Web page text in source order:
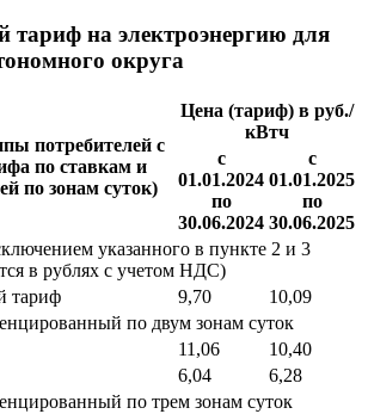
тариф на электроэнергию для
округа
потребителей с
по ставкам и
по зонам суток)
Цена (тариф) в руб./
кВтч
с
01.01.2024
по
30.06.2024
с
01.01.2025
по
30.06.2025
указанного в пункте 2 и 3
в рублях с учетом НДС)
тариф
9,70
10,09
по двум зонам суток
11,06
10,40
6,04
6,28
по трем зонам суток